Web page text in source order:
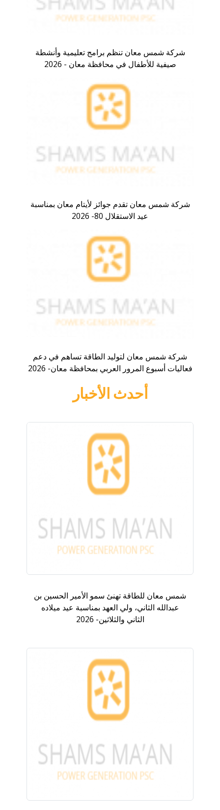
شركة شمس معان تنظم برامج تعليمية وأنشطة
صيفية للأطفال في محافظة معان - 2026
شركة شمس معان تقدم جوائز لأيتام معان بمناسبة
عيد الاستقلال 80- 2026
شركة شمس معان لتوليد الطاقة تساهم في دعم
فعاليات أسبوع المرور العربي بمحافظة معان- 2026
أحدث الأخبار
شمس معان للطاقة تهنئ سمو الأمير الحسين بن
عبدالله الثاني، ولي العهد بمناسبة عيد ميلاده
الثاني والثلاثين- 2026